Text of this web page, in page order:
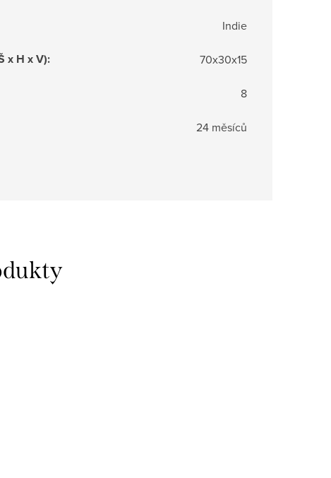
Indie
x H x V): 70x30x15
8
24 měsíců